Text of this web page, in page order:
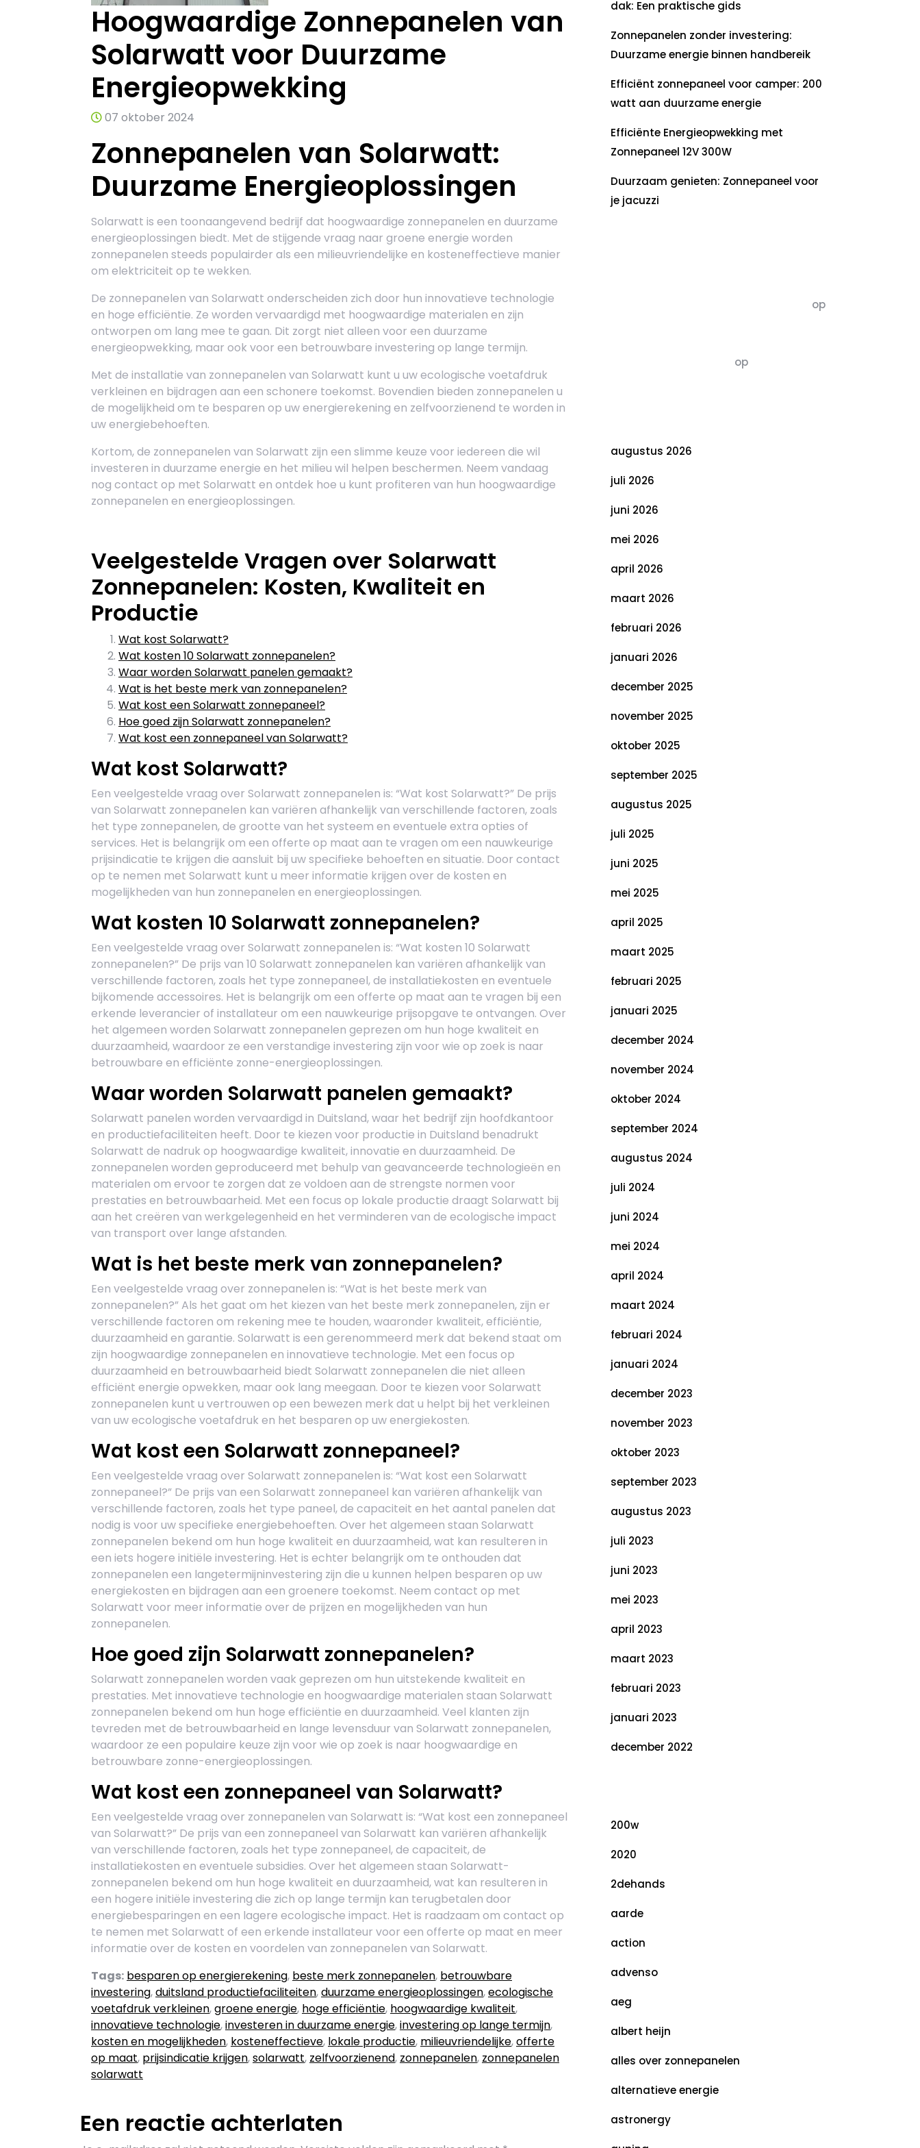
Hoogwaardige Zonnepanelen van
Solarwatt voor Duurzame
Energieopwekking
07 oktober 2024
Zonnepanelen van Solarwatt:
Duurzame Energieoplossingen
Solarwatt is een toonaangevend bedrijf dat hoogwaardige zonnepanelen en duurzame
energieoplossingen biedt. Met de stijgende vraag naar groene energie worden
zonnepanelen steeds populairder als een milieuvriendelijke en kosteneffectieve manier
om elektriciteit op te wekken.
De zonnepanelen van Solarwatt onderscheiden zich door hun innovatieve technologie
en hoge efficiëntie. Ze worden vervaardigd met hoogwaardige materialen en zijn
ontworpen om lang mee te gaan. Dit zorgt niet alleen voor een duurzame
energieopwekking, maar ook voor een betrouwbare investering op lange termijn.
Met de installatie van zonnepanelen van Solarwatt kunt u uw ecologische voetafdruk
verkleinen en bijdragen aan een schonere toekomst. Bovendien bieden zonnepanelen u
de mogelijkheid om te besparen op uw energierekening en zelfvoorzienend te worden in
uw energiebehoeften.
Kortom, de zonnepanelen van Solarwatt zijn een slimme keuze voor iedereen die wil
investeren in duurzame energie en het milieu wil helpen beschermen. Neem vandaag
nog contact op met Solarwatt en ontdek hoe u kunt profiteren van hun hoogwaardige
zonnepanelen en energieoplossingen.
Veelgestelde Vragen over Solarwatt
Zonnepanelen: Kosten, Kwaliteit en
Productie
Wat kost Solarwatt?
Wat kosten 10 Solarwatt zonnepanelen?
Waar worden Solarwatt panelen gemaakt?
Wat is het beste merk van zonnepanelen?
Wat kost een Solarwatt zonnepaneel?
Hoe goed zijn Solarwatt zonnepanelen?
Wat kost een zonnepaneel van Solarwatt?
Wat kost Solarwatt?
Een veelgestelde vraag over Solarwatt zonnepanelen is: “Wat kost Solarwatt?” De prijs
van Solarwatt zonnepanelen kan variëren afhankelijk van verschillende factoren, zoals
het type zonnepanelen, de grootte van het systeem en eventuele extra opties of
services. Het is belangrijk om een offerte op maat aan te vragen om een nauwkeurige
prijsindicatie te krijgen die aansluit bij uw specifieke behoeften en situatie. Door contact
op te nemen met Solarwatt kunt u meer informatie krijgen over de kosten en
mogelijkheden van hun zonnepanelen en energieoplossingen.
Wat kosten 10 Solarwatt zonnepanelen?
Een veelgestelde vraag over Solarwatt zonnepanelen is: “Wat kosten 10 Solarwatt
zonnepanelen?” De prijs van 10 Solarwatt zonnepanelen kan variëren afhankelijk van
verschillende factoren, zoals het type zonnepaneel, de installatiekosten en eventuele
bijkomende accessoires. Het is belangrijk om een offerte op maat aan te vragen bij een
erkende leverancier of installateur om een nauwkeurige prijsopgave te ontvangen. Over
het algemeen worden Solarwatt zonnepanelen geprezen om hun hoge kwaliteit en
duurzaamheid, waardoor ze een verstandige investering zijn voor wie op zoek is naar
betrouwbare en efficiënte zonne-energieoplossingen.
Waar worden Solarwatt panelen gemaakt?
Solarwatt panelen worden vervaardigd in Duitsland, waar het bedrijf zijn hoofdkantoor
en productiefaciliteiten heeft. Door te kiezen voor productie in Duitsland benadrukt
Solarwatt de nadruk op hoogwaardige kwaliteit, innovatie en duurzaamheid. De
zonnepanelen worden geproduceerd met behulp van geavanceerde technologieën en
materialen om ervoor te zorgen dat ze voldoen aan de strengste normen voor
prestaties en betrouwbaarheid. Met een focus op lokale productie draagt Solarwatt bij
aan het creëren van werkgelegenheid en het verminderen van de ecologische impact
van transport over lange afstanden.
Wat is het beste merk van zonnepanelen?
Een veelgestelde vraag over zonnepanelen is: “Wat is het beste merk van
zonnepanelen?” Als het gaat om het kiezen van het beste merk zonnepanelen, zijn er
verschillende factoren om rekening mee te houden, waaronder kwaliteit, efficiëntie,
duurzaamheid en garantie. Solarwatt is een gerenommeerd merk dat bekend staat om
zijn hoogwaardige zonnepanelen en innovatieve technologie. Met een focus op
duurzaamheid en betrouwbaarheid biedt Solarwatt zonnepanelen die niet alleen
efficiënt energie opwekken, maar ook lang meegaan. Door te kiezen voor Solarwatt
zonnepanelen kunt u vertrouwen op een bewezen merk dat u helpt bij het verkleinen
van uw ecologische voetafdruk en het besparen op uw energiekosten.
Wat kost een Solarwatt zonnepaneel?
Een veelgestelde vraag over Solarwatt zonnepanelen is: “Wat kost een Solarwatt
zonnepaneel?” De prijs van een Solarwatt zonnepaneel kan variëren afhankelijk van
verschillende factoren, zoals het type paneel, de capaciteit en het aantal panelen dat
nodig is voor uw specifieke energiebehoeften. Over het algemeen staan Solarwatt
zonnepanelen bekend om hun hoge kwaliteit en duurzaamheid, wat kan resulteren in
een iets hogere initiële investering. Het is echter belangrijk om te onthouden dat
zonnepanelen een langetermijninvestering zijn die u kunnen helpen besparen op uw
energiekosten en bijdragen aan een groenere toekomst. Neem contact op met
Solarwatt voor meer informatie over de prijzen en mogelijkheden van hun
zonnepanelen.
Hoe goed zijn Solarwatt zonnepanelen?
Solarwatt zonnepanelen worden vaak geprezen om hun uitstekende kwaliteit en
prestaties. Met innovatieve technologie en hoogwaardige materialen staan Solarwatt
zonnepanelen bekend om hun hoge efficiëntie en duurzaamheid. Veel klanten zijn
tevreden met de betrouwbaarheid en lange levensduur van Solarwatt zonnepanelen,
waardoor ze een populaire keuze zijn voor wie op zoek is naar hoogwaardige en
betrouwbare zonne-energieoplossingen.
Wat kost een zonnepaneel van Solarwatt?
Een veelgestelde vraag over zonnepanelen van Solarwatt is: “Wat kost een zonnepaneel
van Solarwatt?” De prijs van een zonnepaneel van Solarwatt kan variëren afhankelijk
van verschillende factoren, zoals het type zonnepaneel, de capaciteit, de
installatiekosten en eventuele subsidies. Over het algemeen staan Solarwatt-
zonnepanelen bekend om hun hoge kwaliteit en duurzaamheid, wat kan resulteren in
een hogere initiële investering die zich op lange termijn kan terugbetalen door
energiebesparingen en een lagere ecologische impact. Het is raadzaam om contact op
te nemen met Solarwatt of een erkende installateur voor een offerte op maat en meer
informatie over de kosten en voordelen van zonnepanelen van Solarwatt.
Tags: besparen op energierekening, beste merk zonnepanelen, betrouwbare
investering,duitsland productiefaciliteiten,duurzame energieoplossingen,ecologische
voetafdruk verkleinen,groene energie, hoge efficiëntie, hoogwaardige kwaliteit,
innovatieve technologie,investeren in duurzame energie,investering op lange termijn,
kosten en mogelijkheden, kosteneffectieve, lokale productie, milieuvriendelijke,offerte
op maat, prijsindicatie krijgen,solarwatt, zelfvoorzienend, zonnepanelen, zonnepanelen
solarwatt
Een reactie achterlaten
dak: Een praktische gids
Zonnepanelen zonder investering:
Duurzame energie binnen handbereik
Efficiënt zonnepaneel voor camper: 200
watt aan duurzame energie
Efficiënte Energieopwekking met
Zonnepaneel 12V 300W
Duurzaam genieten: Zonnepaneel voor
je jacuzzi
op
op
augustus 2026
juli 2026
juni 2026
mei 2026
april 2026
maart 2026
februari 2026
januari 2026
december 2025
november 2025
oktober 2025
september 2025
augustus 2025
juli 2025
juni 2025
mei 2025
april 2025
maart 2025
februari 2025
januari 2025
december 2024
november 2024
oktober 2024
september 2024
augustus 2024
juli 2024
juni 2024
mei 2024
april 2024
maart 2024
februari 2024
januari 2024
december 2023
november 2023
oktober 2023
september 2023
augustus 2023
juli 2023
juni 2023
mei 2023
april 2023
maart 2023
februari 2023
januari 2023
december 2022
200w
2020
2dehands
aarde
action
advenso
aeg
albert heijn
alles over zonnepanelen
alternatieve energie
astronergy